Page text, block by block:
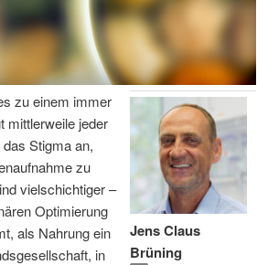
Jens Claus
Brüning
zu einem immer
mittlerweile jeder
Stigma an,
zu
vielschichtiger –
Optimierung
als Nahrung ein
in